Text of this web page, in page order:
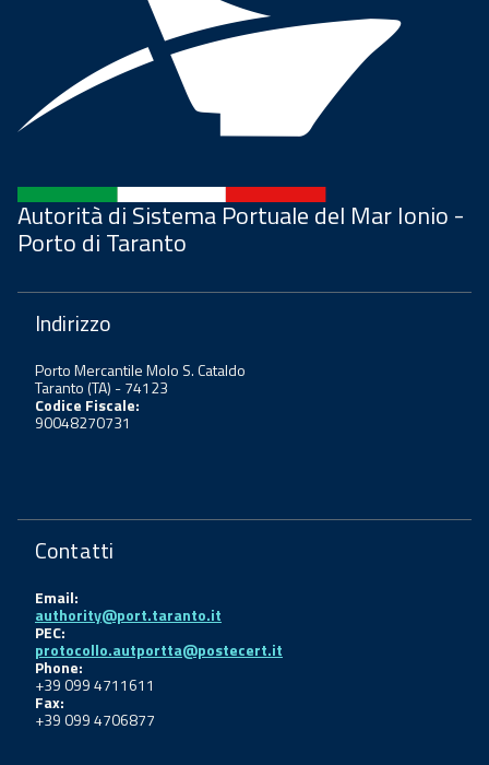
Autorità di Sistema Portuale del Mar Ionio -
Porto di Taranto
Indirizzo
Porto Mercantile Molo S. Cataldo
Taranto (TA) - 74123
Codice Fiscale:
90048270731
Contatti
Email:
authority@port.taranto.it
PEC:
protocollo.autportta@postecert.it
Phone:
+39 099 4711611
Fax:
+39 099 4706877